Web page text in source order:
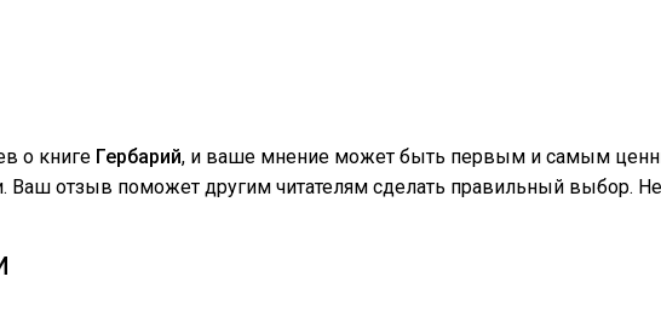
о книге Гербарий, и ваше мнение может быть первым и самым
отзыв поможет другим читателям сделать правильный выбор.